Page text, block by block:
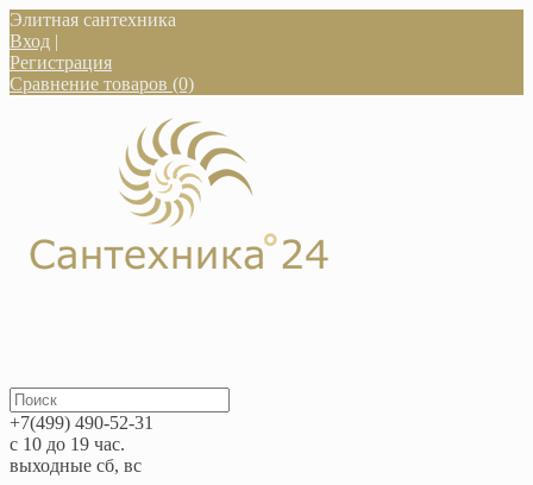
Элитная сантехника
Вход |
Регистрация
Сравнение товаров (0)
+7(499) 490-52-31
с 10 до 19 час.
выходные сб, вс